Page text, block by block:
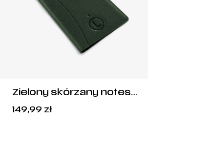
Zielony skórzany notes
149,99 zł